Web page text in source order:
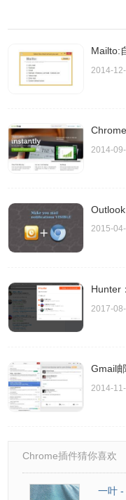
Mailto:
2014-
2014-
2015-
Hunter
2017-
Gmail
2014-
Chrome插件猜你喜欢
一叶 -